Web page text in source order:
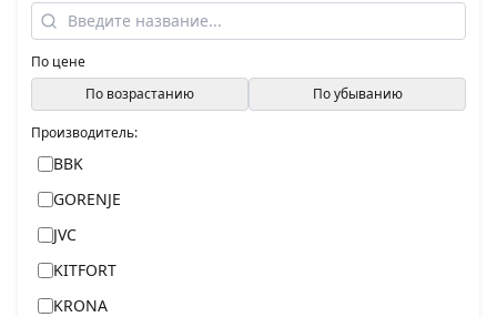
По цене
По возрастанию
По убыванию
Производитель:
BBK
GORENJE
JVC
KITFORT
KRONA